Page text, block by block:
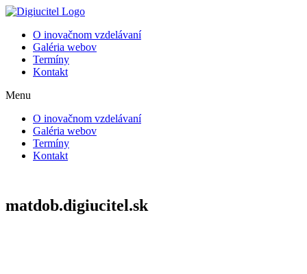
Preskočiť
obsah
O inovačnom vzdelávaní
Galéria webov
Termíny
Kontakt
Menu
O inovačnom vzdelávaní
Galéria webov
Termíny
Kontakt
matdob.digiucitel.sk